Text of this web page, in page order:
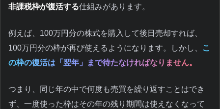
非課税枠が復活する仕組みがあります。
例えば、100万円分の株式を購入して後日売却すれば、
100万円分の枠が再び使えるようになります。しかし、
こ
の枠の復活は「翌年」まで待たなければなりません。
つまり、同じ年の中で何度も売買を繰り返すことはでき
ず、一度使った枠はその年の残り期間は使えなくなって